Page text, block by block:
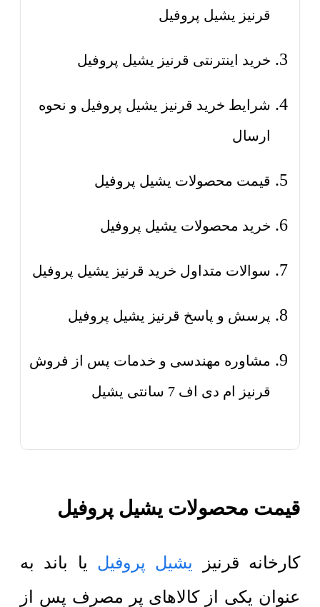
قرنیز یشیل پروفیل
خرید اینترنتی قرنیز یشیل پروفیل
شرایط خرید قرنیز یشیل پروفیل و نحوه
ارسال
قیمت محصولات یشیل پروفیل
خرید محصولات یشیل پروفیل
سوالات متداول خرید قرنیز یشیل پروفیل
پرسش و پاسخ قرنیز یشیل پروفیل
مشاوره مهندسی و خدمات پس از فروش
قرنیز ام دی اف 7 سانتی یشیل
قیمت محصولات یشیل پروفیل
کارخانه قرنیز یشیل پروفیل یا باند به
عنوان یکی از کالاهای پر مصرف پس از